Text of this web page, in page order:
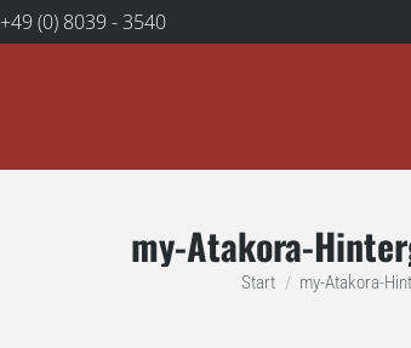
+49 (0) 8039 - 3540
my-Atakora-
Sie befinden
Start my-Atakora-